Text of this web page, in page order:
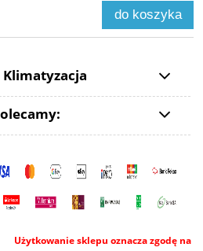
do koszyka
Klimatyzacja
Użytkowanie sklepu oznacza zgodę na